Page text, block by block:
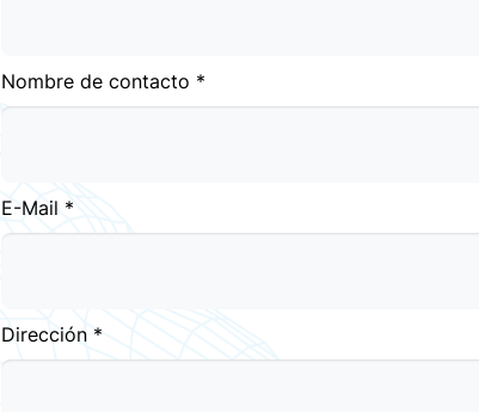
Nombre de contacto *
E-Mail *
Dirección *